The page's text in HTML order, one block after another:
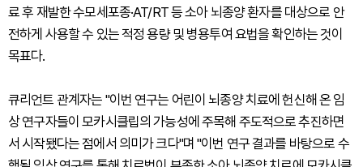
료 후 재발한 수모세포종·AT/RT 등 소아 뇌종양 환자를 대상으로 안
전하게 사용할 수 있는 적정 용량 및 병용투여 요법을 확인하는 것이
목표다.
큐리언트 관계자는 "이번 연구는 어린이 뇌종양 치료에 헌신해 온 임
상 연구자들이 모카시클립의 가능성에 주목해 주도적으로 추진하면
서 시작됐다는 점에서 의미가 크다"며 "이번 연구 결과를 바탕으로 수